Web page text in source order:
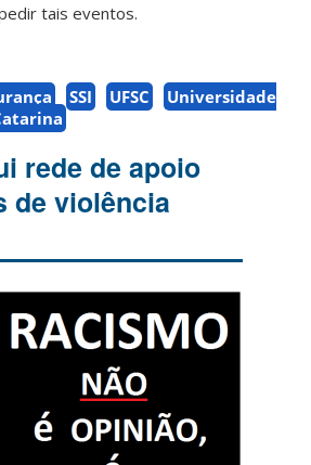
tais eventos.
SSI UFSC
Universidade
rede de apoio
de violência